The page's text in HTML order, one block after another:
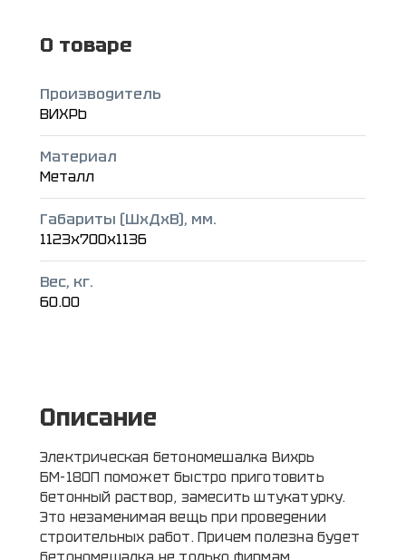
О товаре
Производитель
ВИХРЬ
Материал
Металл
Габариты (ШxДxВ), мм.
1123x700x1136
Вес, кг.
60.00
Описание
Электрическая бетономешалка Вихрь
БМ-180П поможет быстро приготовить
бетонный раствор, замесить штукатурку.
Это незаменимая вещь при проведении
строительных работ. Причем полезна будет